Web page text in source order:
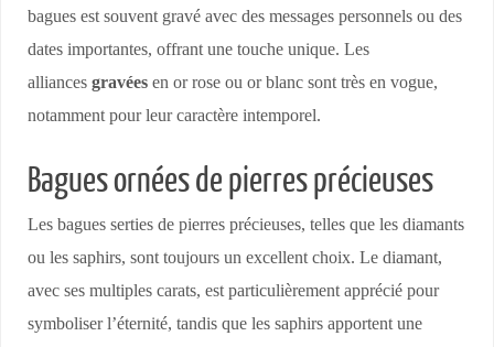
bagues est souvent gravé avec des messages personnels ou des
dates importantes, offrant une touche unique. Les
alliancesgravées en or rose ou or blanc sont très en vogue,
notamment pour leur caractère intemporel.
Bagues ornées de pierres précieuses
Les bagues serties de pierres précieuses, telles que les diamants
ou les saphirs, sont toujours un excellent choix. Le diamant,
avec ses multiples carats, est particulièrement apprécié pour
symboliser l’éternité, tandis que les saphirs apportent une